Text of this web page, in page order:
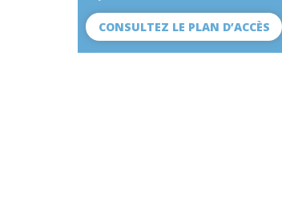
CONSULTEZ LE PLAN D’ACCÈS